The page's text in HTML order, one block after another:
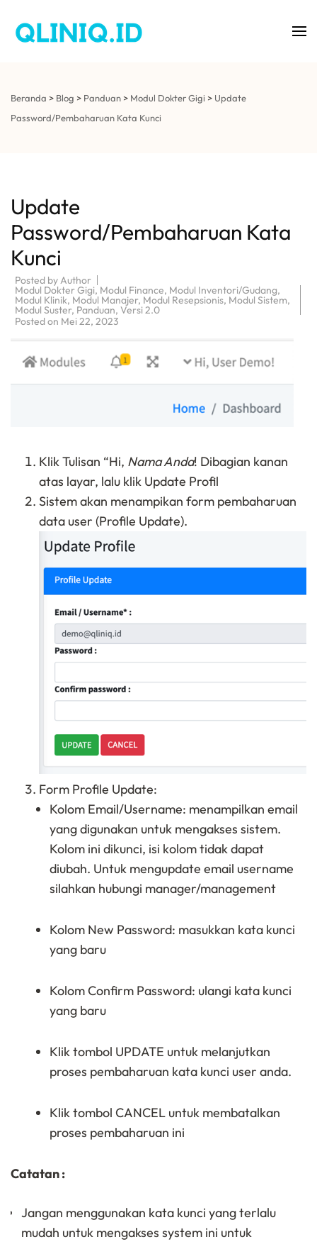
QLINIQ
Beranda > Blog > Panduan > Modul Dokter Gigi > Update
Password/Pembaharuan Kata Kunci
Update
Password/Pembaharuan Kata
Kunci
Posted byAuthor
Modul Dokter Gigi, Modul Finance, Modul Inventori/Gudang,
Modul Klinik, Modul Manajer, Modul Resepsionis, Modul Sistem,
Modul Suster, Panduan, Versi 2.0
Posted on Mei 22, 2023
Klik Tulisan “Hi, Nama Anda! Dibagian kanan
atas layar, lalu klik Update Profil
Sistem akan menampikan form pembaharuan
data user (Profile Update).
Form Profile Update:
Kolom Email/Username: menampilkan email
yang digunakan untuk mengakses sistem.
Kolom ini dikunci, isi kolom tidak dapat
diubah. Untuk mengupdate email username
silahkan hubungi manager/management
Kolom New Password: masukkan kata kunci
yang baru
Kolom Confirm Password: ulangi kata kunci
yang baru
Klik tombol UPDATE untuk melanjutkan
proses pembaharuan kata kunci user anda.
Klik tombol CANCEL untuk membatalkan
proses pembaharuan ini
Catatan :
Jangan menggunakan kata kunci yang terlalu
mudah untuk mengakses system ini untuk